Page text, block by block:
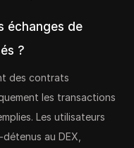
échanges de
?
des contrats
les transactions
Les utilisateurs
au DEX,